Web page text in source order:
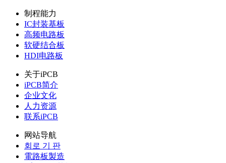
制程能力
IC封装基板
高频电路板
软硬结合板
HDI电路板
关于iPCB
iPCB简介
企业文化
人力资源
联系iPCB
网站导航
회로 기 판
電路板製造